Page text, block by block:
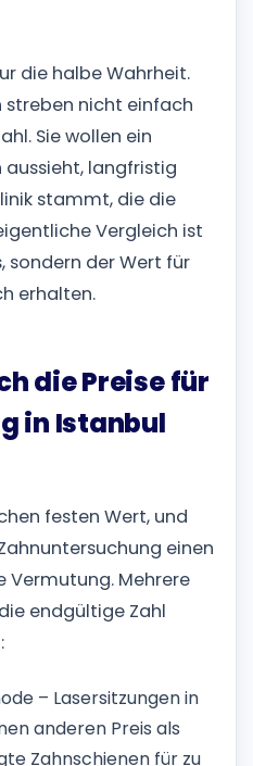
die halbe Wahrheit.
streben nicht einfach
Sie wollen ein
aussieht, langfristig
stammt, die die
Vergleich ist
sondern der Wert für
erhalten.
die Preise für
in Istanbul
festen Wert, und
einen
Vermutung. Mehrere
endgültige Zahl
– Lasersitzungen in
anderen Preis als
Zahnschienen für zu